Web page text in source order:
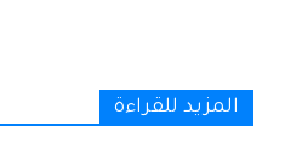
المزيد للقراءة